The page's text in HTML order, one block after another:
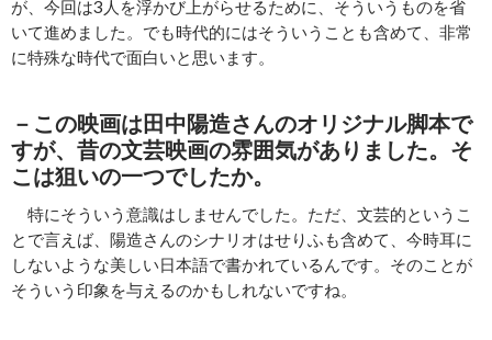
が、今回は3人を浮かび上がらせるために、そういうものを省
いて進めました。でも時代的にはそういうことも含めて、非常
に特殊な時代で面白いと思います。
－この映画は田中陽造さんのオリジナル脚本で
すが、昔の文芸映画の雰囲気がありました。そ
こは狙いの一つでしたか。
特にそういう意識はしませんでした。ただ、文芸的というこ
とで言えば、陽造さんのシナリオはせりふも含めて、今時耳に
しないような美しい日本語で書かれているんです。そのことが
そういう印象を与えるのかもしれないですね。